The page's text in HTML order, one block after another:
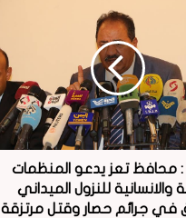
: محافظ تعز يدعو المنظمات
والانسانية للنزول الميداني
في جرائم حصار وقتل مرتزقة